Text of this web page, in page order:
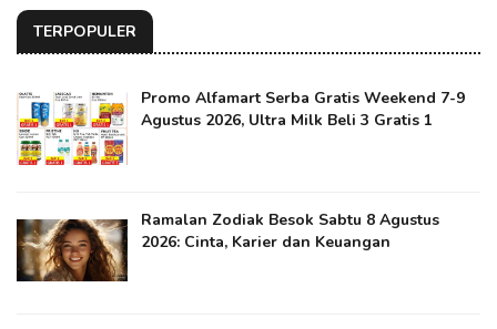
TERPOPULER
Promo Alfamart Serba Gratis Weekend 7-9
Agustus 2026, Ultra Milk Beli 3 Gratis 1
Ramalan Zodiak Besok Sabtu 8 Agustus
2026: Cinta, Karier dan Keuangan